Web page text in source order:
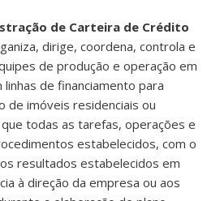
de Carteira de Crédito
dirige, coordena, controla e
de produção e operação em
de financiamento para
de imóveis residenciais ou
todas as tarefas, operações e
estabelecidos, com o
resultados estabelecidos em
à direção da empresa ou aos